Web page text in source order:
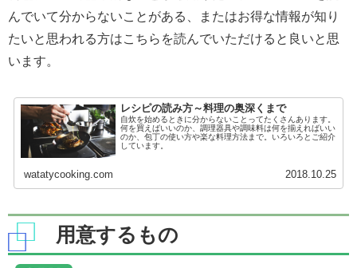
んでいて分からないことがある、またはお得な情報が知り
たいと思われる方はこちらを読んでいただけると良いと思
います。
レシピの読み方～料理の奥深くまで
自炊を始めるときに分からないことってたくさんあります。
何を買えばいいのか、調理器具や調味料は何を揃えればいい
のか、包丁の使い方や楽な料理方法まで。いろいろとご紹介
しています。
watatycooking.com 2018.10.25
用意するもの